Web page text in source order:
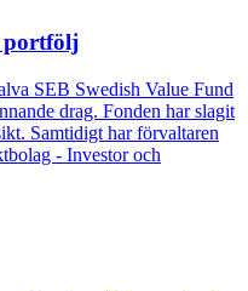
portfölj
SEB Swedish Value Fund
drag. Fonden har slagit
Samtidigt har förvaltaren
- Investor och